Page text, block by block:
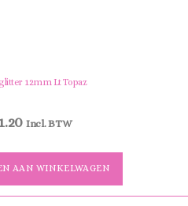
12mm Lt Topaz
Incl. BTW
AAN WINKELWAGEN